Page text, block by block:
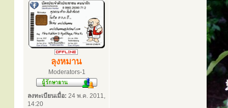
ลุงหมาน
Moderators-1
ลงทะเบียนเมื่อ: 24 พ.ค. 2011,
14:20